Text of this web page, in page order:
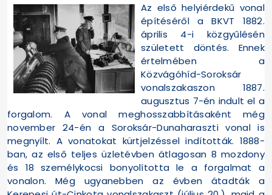
Az első helyiérdekű vonal
építéséről a BKVT 1882.
április 4-i közgyűlésén
született döntés. Ennek
értelmében a
Közvágóhíd-Soroksár
vonalszakaszon 1887.
augusztus 7-én indult el a
forgalom. A vonal meghosszabbításaként még
november 24-én a Soroksár-Dunaharaszti vonal is
megnyílt. A vonatokat kürtjelzéssel indították. 1888-
ban, az első teljes üzletévben átlagosan 8 mozdony
és 18 személykocsi bonyolította le a forgalmat a
vonalon. Még ugyanebben az évben átadták a